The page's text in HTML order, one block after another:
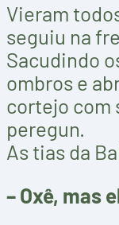
Vieram
seguiu na
Sacudindo
ombros e
cortejo com
peregun.
As tias da
– Oxê, mas